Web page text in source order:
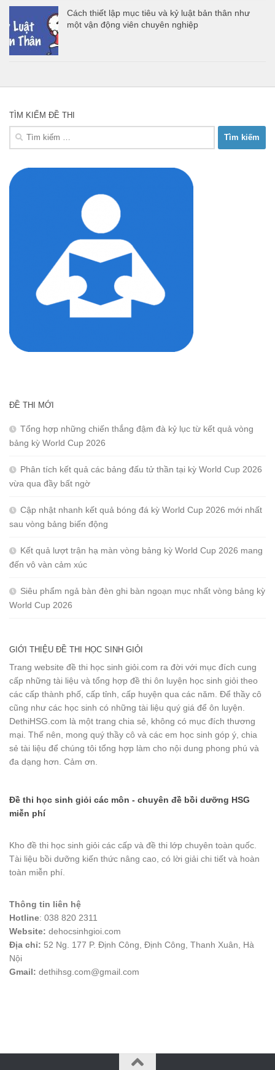
Cách thiết lập mục tiêu và kỷ luật bản thân như
một vận động viên chuyên nghiệp
TÌM KIẾM ĐỀ THI
Tìm
ĐỀ THI MỚI
Tổng hợp những chiến thắng đậm đà kỷ lục từ kết quả vòng
bảng kỳ World Cup 2026
Phân tích kết quả các bảng đấu tử thần tại kỳ World Cup 2026
vừa qua đầy bất ngờ
Cập nhật nhanh kết quả bóng đá kỳ World Cup 2026 mới nhất
sau vòng bảng biến động
Kết quả lượt trận hạ màn vòng bảng kỳ World Cup 2026 mang
đến vô vàn cảm xúc
Siêu phẩm ngả bàn đèn ghi bàn ngoạn mục nhất vòng bảng kỳ
World Cup 2026
GIỚI THIỆU ĐỀ THI HỌC SINH GIỎI
Trang website đề thi học sinh giỏi.com ra đời với mục đích cung
cấp những tài liệu và tổng hợp đề thi ôn luyện học sinh giỏi theo
các cấp thành phố, cấp tỉnh, cấp huyện qua các năm. Để thầy cô
cũng như các học sinh có những tài liệu quý giá để ôn luyện.
DethiHSG.com là một trang chia sẻ, không có mục đích thương
mại. Thế nên, mong quý thầy cô và các em học sinh góp ý, chia
sẻ tài liệu để chúng tôi tổng hợp làm cho nội dung phong phú và
đa dạng hơn. Cảm ơn.
Đề thi học sinh giỏi các môn - chuyên đề bồi dưỡng HSG
miễn phí
Kho đề thi học sinh giỏi các cấp và đề thi lớp chuyên toàn quốc.
Tài liệu bồi dưỡng kiến thức nâng cao, có lời giải chi tiết và hoàn
toàn miễn phí.
Thông tin liên hệ
Hotline: 038 820 2311
Website: dehocsinhgioi.com
Địa chỉ: 52 Ng. 177 P. Định Công, Định Công, Thanh Xuân, Hà
Nội
Gmail: dethihsg.com@gmail.com